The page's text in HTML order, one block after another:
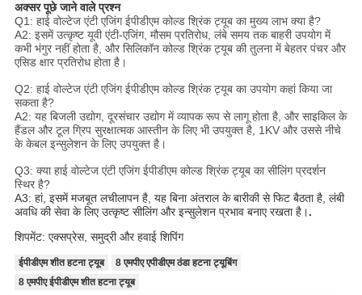
अक्सर पूछे जाने वाले प्रश्न
Q1: हाई वोल्टेज एंटी एजिंग ईपीडीएम कोल्ड श्रिंक ट्यूब का मुख्य लाभ क्या है?
A2: इसमें उत्कृष्ट यूवी एंटी-एजिंग, मौसम प्रतिरोध, लंबे समय तक बाहरी उपयोग में
कभी भंगुर नहीं होता है, और सिलिकॉन कोल्ड श्रिंक ट्यूब की तुलना में बेहतर पंचर और
एसिड क्षार प्रतिरोध होता है।
Q2: हाई वोल्टेज एंटी एजिंग ईपीडीएम कोल्ड श्रिंक ट्यूब का उपयोग कहां किया जा
सकता है?
A2: यह बिजली उद्योग, दूरसंचार उद्योग में व्यापक रूप से लागू होता है, और साइकिल के
हैंडल और टूल ग्रिप सुरक्षात्मक आस्तीन के लिए भी उपयुक्त है, 1KV और उससे नीचे
के केबल इन्सुलेशन के लिए उपयुक्त है।
Q3: क्या हाई वोल्टेज एंटी एजिंग ईपीडीएम कोल्ड श्रिंक ट्यूब का सीलिंग प्रदर्शन
स्थिर है?
A3: हां, इसमें मजबूत लचीलापन है, यह बिना अंतराल के बारीकी से फिट बैठता है, लंबी
अवधि की सेवा के लिए उत्कृष्ट सीलिंग और इन्सुलेशन प्रभाव बनाए रखता है।.
शिपमेंट: एक्सप्रेस, समुद्री और हवाई शिपिंग
ईपीडीएम शीत हटना ट्यूब
8 एमपीए एपीडीएम ठंडा हटना ट्यूबिंग
8 एमपीए ईपीडीएम शीत हटना ट्यूब